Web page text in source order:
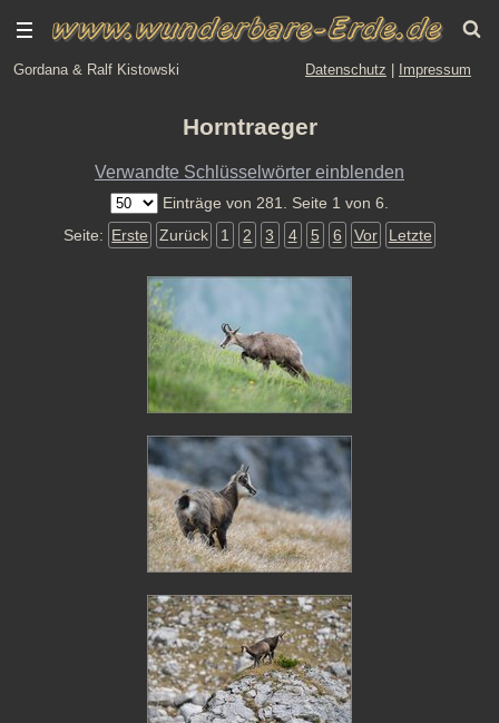
Gordana & Ralf Kistowski Datenschutz Impressum
Horntraeger
Verwandte Schlüsselwörter einblenden
Einträge von 281. Seite 1 von 6.
Seite: Erste Zurück 1 2 3 4 5 6 Vor Letzte